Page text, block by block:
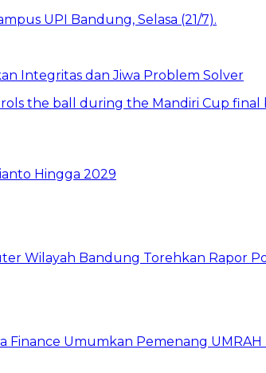
Integritas dan Jiwa Problem Solver
Hingga 2029
Wilayah Bandung Torehkan Rapor
Finance Umumkan Pemenang